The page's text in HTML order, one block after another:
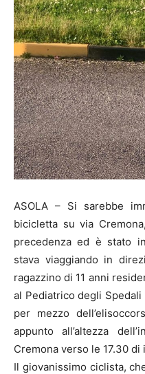
ASOLA – Si sarebbe
bicicletta su via
precedenza ed è stato
stava viaggiando in
ragazzino di 11 anni
al Pediatrico degli
per mezzo
appunto all’altezza
Cremona verso le 17.30 di
Il giovanissimo ciclista,